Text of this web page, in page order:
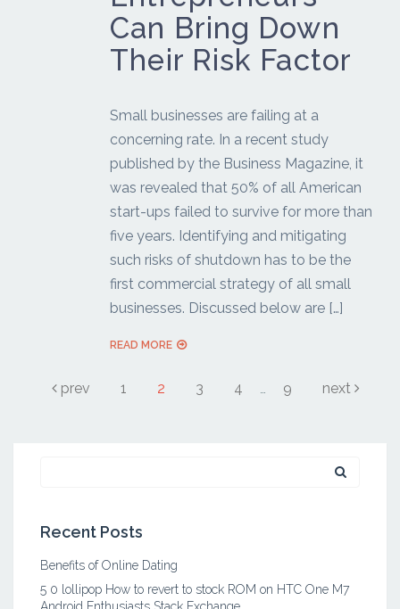
Can Bring Down
Their Risk Factor
Small businesses are failing at a
concerning rate. In a recent study
published by the Business Magazine, it
was revealed that 50% of all American
start-ups failed to survive for more than
five years. Identifying and mitigating
such risks of shutdown has to be the
first commercial strategy of all small
businesses. Discussed below are […]
READ MORE
prev 1 2 3 4 9 next
Recent Posts
Benefits of Online Dating
5 0 lollipop How to revert to stock ROM on HTC One M7